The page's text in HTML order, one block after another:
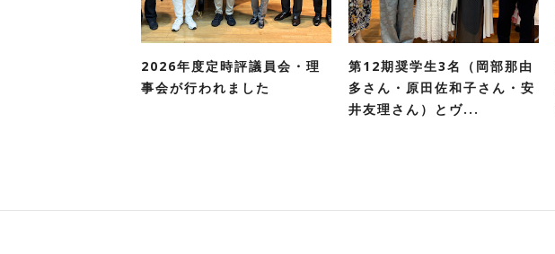
2026年度定時評議員会・理
事会が行われました
第12期奨学生3名（岡部那由
多さん・原田佐和子さん・安
井友理さん）とヴ...